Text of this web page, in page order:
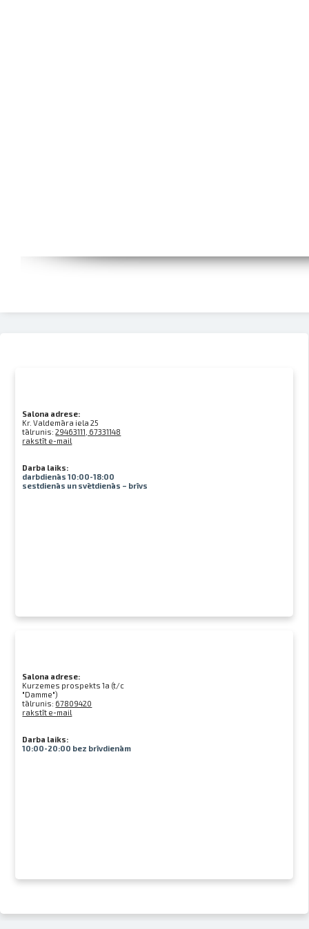
Salona adrese:
Kr. Valdemāra iela 25
tālrunis:29463111, 67331148
rakstīt e-mail
Darba laiks:
darbdienās 10:00-18:00
sestdienās un svētdienās – brīvs
Salona adrese:
Kurzemes prospekts 1a (t/c
"Damme")
tālrunis: 67809420
rakstīt e-mail
Darba laiks:
10:00-20:00 bez brīvdienām